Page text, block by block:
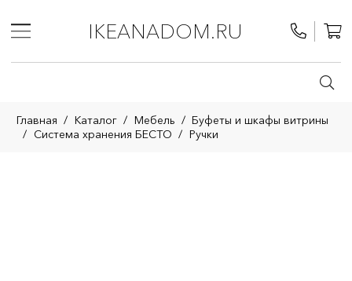
IKEANADOM.RU
Главная / Каталог / Мебель / Буфеты и шкафы витрины
/ Система хранения БЕСТО / Ручки